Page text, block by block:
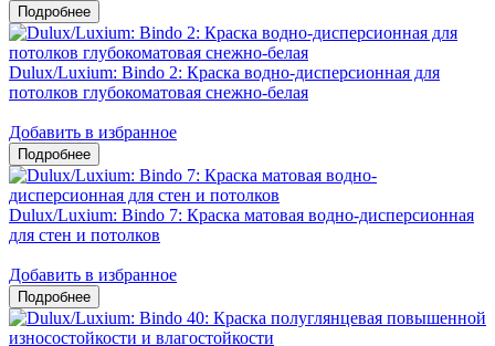
Dulux/Luxium: Bindo 2: Краска водно-дисперсионная для
потолков глубокоматовая снежно-белая
Добавить в избранное
Dulux/Luxium: Bindo 7: Краска матовая водно-дисперсионная
для стен и потолков
Добавить в избранное